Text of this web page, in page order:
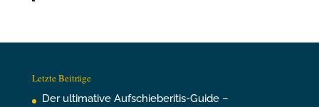
Letzte Beiträge
Der ultimative Aufschieberitis-Guide –